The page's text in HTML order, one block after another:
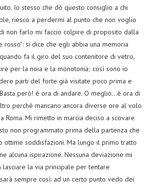
Io stesso che dò questo consiglio a chi
riesco a perdermi al punto che non voglio
non farlo mi faccio colpire di proposito dalla
rosso”: si dice che egli abbia una memoria
fa il giro del suo contenitore di vetro,
per la noia e la monotonia; così sono io
parti del forte già visitate poco prima e
però! è ora di andare. O meglio…è ora di
perchè mancano ancora diverse ore al volo
Roma. Mi rimetto in marcia deciso a scovare
non programmato prima della partenza che
ottime soddisfazioni. Ma lungo il primo tratto
alcuna ispirazione. Nessuna deviazione mi
lasciare la via principale per tentare
sempre così: ad un certo punto vedo dei